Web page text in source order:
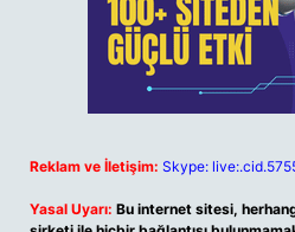
Reklam ve İletişim: Skype:
Yasal Uyarı: Bu internet sitesi,